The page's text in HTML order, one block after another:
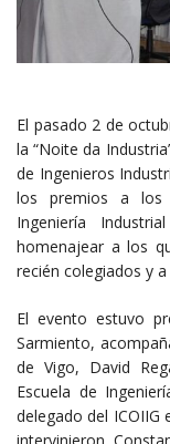
El pasado 2 de
la “Noite da
de Ingenieros
los premios a los
Ingeniería
homenajear a los
recién colegiados y
El evento estuvo
Sarmiento,
de Vigo, David
Escuela de
delegado del ICOIIG